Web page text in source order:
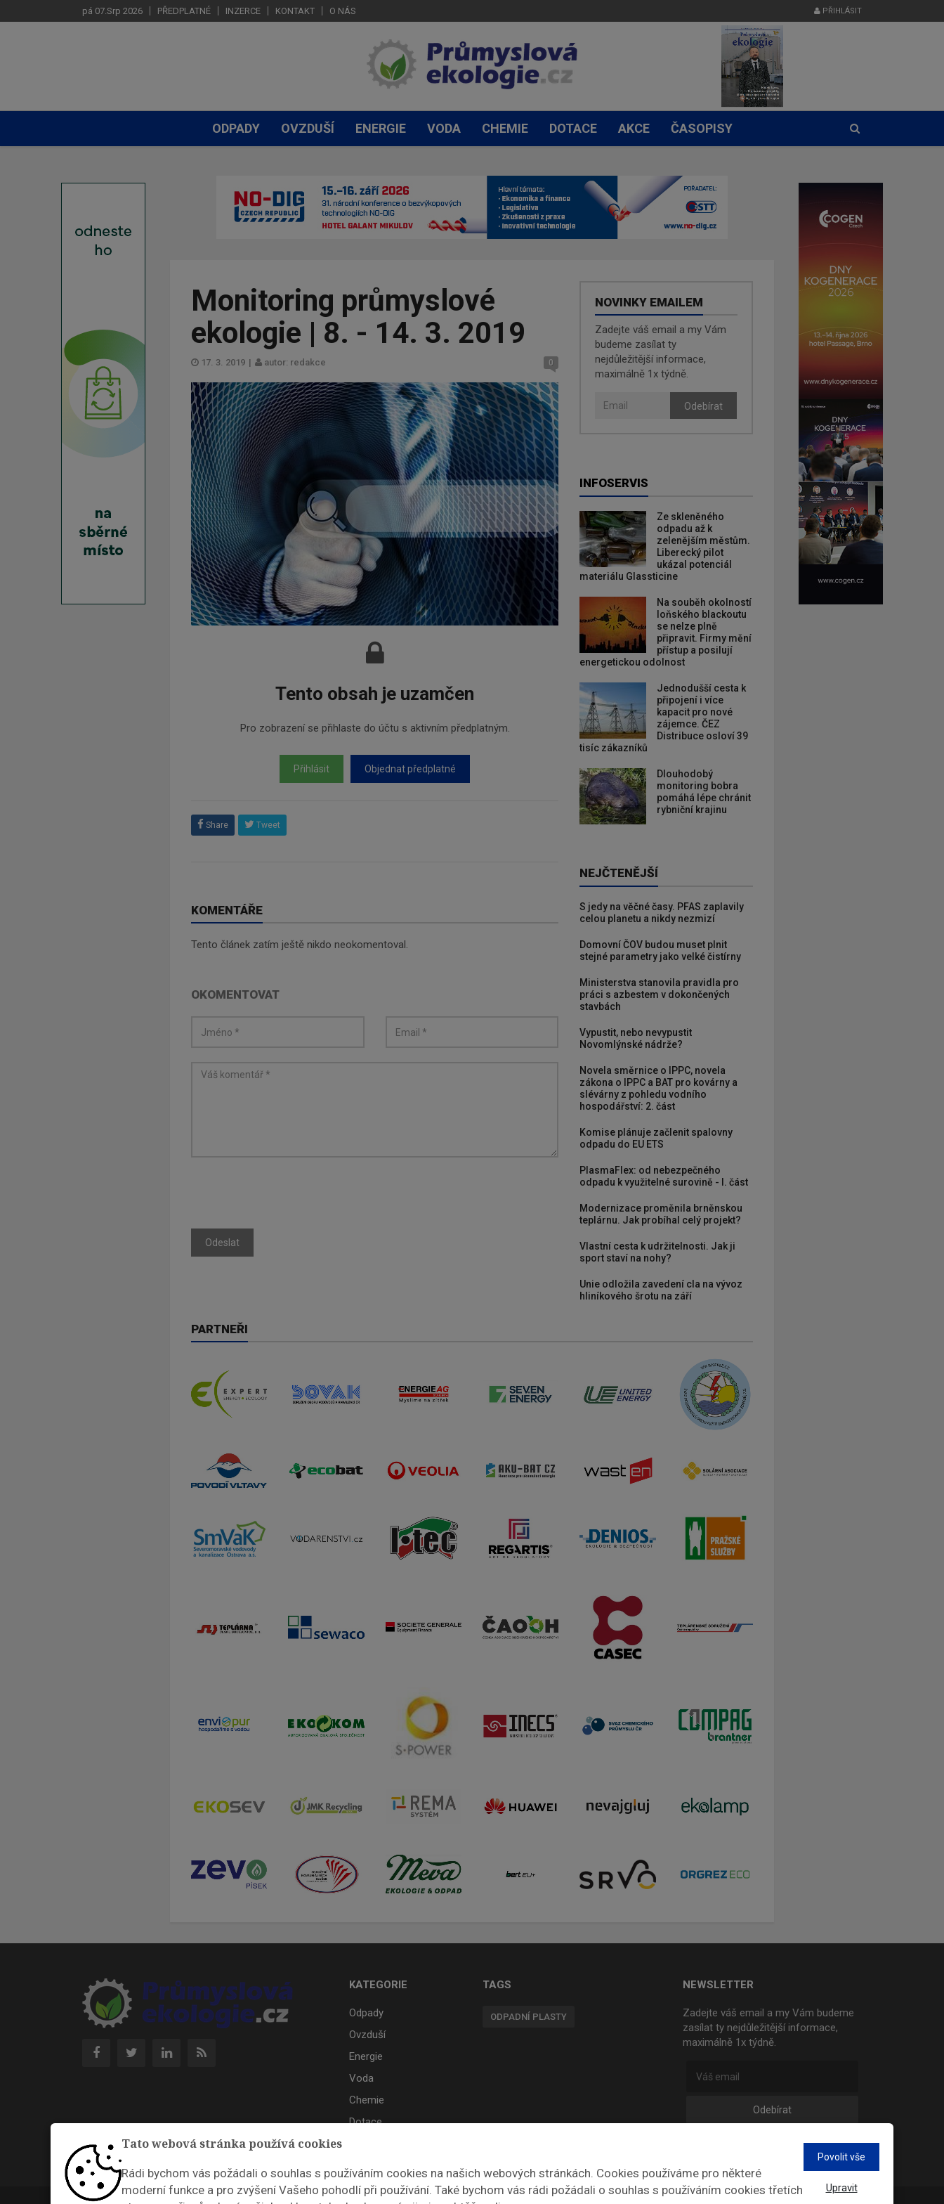
Tato webová stránka používá cookies
Rádi bychom vás požádali o souhlas s používáním cookies na našich webových stránkách. Cookies používáme pro některé
moderní funkce a pro zvýšení Vašeho pohodlí při používání. Také bychom vás rádi požádali o souhlas s používáním cookies třetích
Povolit vše
Upravit
pá 07.Srp 2026 PŘEDPLATNÉ INZERCE KONTAKT O NÁS PŘIHLÁSIT
ODPADY OVZDUŠÍ ENERGIE VODA CHEMIE DOTACE AKCE ČASOPISY
Monitoring průmyslové
ekologie | 8. - 14. 3. 2019
17. 3. 2019 | autor: redakce 0
Tento obsah je uzamčen
Pro zobrazení se přihlaste do účtu s aktivním předplatným.
Přihlásit Objednat předplatné
Share Tweet
KOMENTÁŘE
Tento článek zatím ještě nikdo neokomentoval.
OKOMENTOVAT
Odeslat
NOVINKY EMAILEM
Zadejte váš email a my Vám
budeme zasílat ty
nejdůležitější informace,
maximálně 1x týdně.
Odebírat
INFOSERVIS
Ze skleněného
odpadu až k
zelenějším městům.
Liberecký pilot
ukázal potenciál
materiálu Glassticine
Na souběh okolností
loňského blackoutu
se nelze plně
připravit. Firmy mění
přístup a posilují
energetickou odolnost
Jednodušší cesta k
připojení i více
kapacit pro nové
zájemce. ČEZ
Distribuce osloví 39
tisíc zákazníků
Dlouhodobý
monitoring bobra
pomáhá lépe chránit
rybniční krajinu
NEJČTENĚJŠÍ
S jedy na věčné časy. PFAS zaplavily
celou planetu a nikdy nezmizí
Domovní ČOV budou muset plnit
stejné parametry jako velké čistírny
Ministerstva stanovila pravidla pro
práci s azbestem v dokončených
stavbách
Vypustit, nebo nevypustit
Novomlýnské nádrže?
Novela směrnice o IPPC, novela
zákona o IPPC a BAT pro kovárny a
slévárny z pohledu vodního
hospodářství: 2. část
Komise plánuje začlenit spalovny
odpadu do EU ETS
PlasmaFlex: od nebezpečného
odpadu k využitelné surovině - I. část
Modernizace proměnila brněnskou
teplárnu. Jak probíhal celý projekt?
Vlastní cesta k udržitelnosti. Jak ji
sport staví na nohy?
Unie odložila zavedení cla na vývoz
hliníkového šrotu na září
PARTNEŘI
KATEGORIE
Odpady
Ovzduší
Energie
Voda
Chemie
Dotace
TAGS
ODPADNÍ PLASTY
NEWSLETTER
Zadejte váš email a my Vám budeme
zasílat ty nejdůležitější informace,
maximálně 1x týdně.
Odebírat